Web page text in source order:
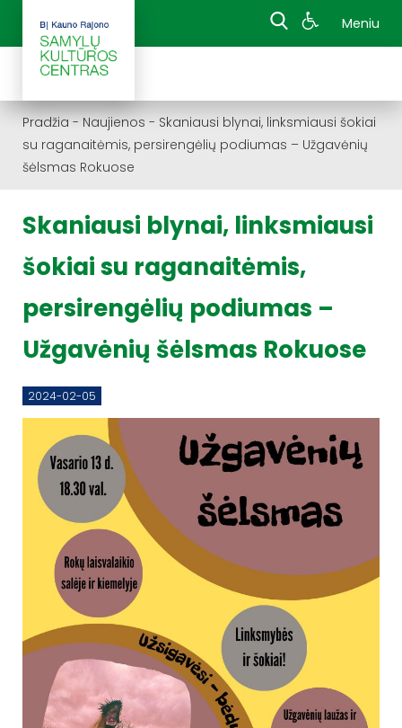
Meniu
Pradžia - Naujienos - Skaniausi blynai, linksmiausi šokiai
su raganaitėmis, persirengėlių podiumas – Užgavėnių
šėlsmas Rokuose
Skaniausi blynai, linksmiausi
šokiai su raganaitėmis,
persirengėlių podiumas –
Užgavėnių šėlsmas Rokuose
2024-02-05